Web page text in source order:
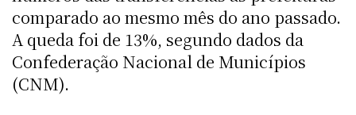
comparado ao mesmo mês do ano passado.
A queda foi de 13%, segundo dados da
Confederação Nacional de Municípios
(CNM).